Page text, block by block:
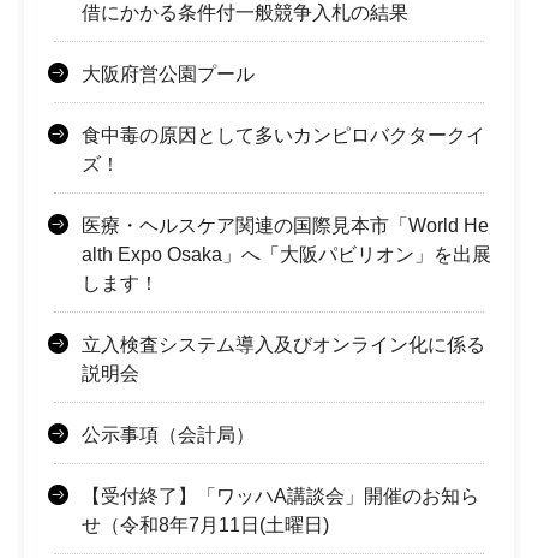
借にかかる条件付一般競争入札の結果
大阪府営公園プール
食中毒の原因として多いカンピロバクタークイ
ズ！
医療・ヘルスケア関連の国際見本市「World He
alth Expo Osaka」へ「大阪パビリオン」を出展
します！
立入検査システム導入及びオンライン化に係る
説明会
公示事項（会計局）
【受付終了】「ワッハA講談会」開催のお知ら
せ（令和8年7月11日(土曜日)